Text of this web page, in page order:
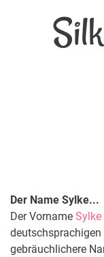
Der Name Sylke...
Der Vorname Sylke
gebräuchlichere